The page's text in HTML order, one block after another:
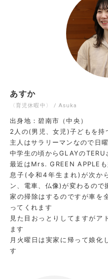
あすか
〈育児休暇中〉 / Asuka
出身地：碧南市（中央）
2人の(男児、女児)子どもを持
主人はサラリーマンなので日
中学生の頃からGLAYのTERU
最近はMrs. GREEN APPLE
息子(令和4年生まれ)が次か
ン、電車、仏像)が変わるので
家の掃除はするのですが車を
ってくれます
見た目おっとりしてますがア
ます
月火曜日は実家に帰って娘化
す